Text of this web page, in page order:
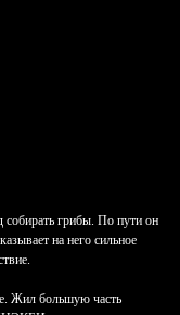
собирать грибы. По пути он
на него сильное
Жил большую часть